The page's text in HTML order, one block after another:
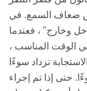
ضعاف السمع. في
وخارج" ، فعندما
الوقت المناسب ،
تزداد سوءًا
حتى إذا تم إجراء